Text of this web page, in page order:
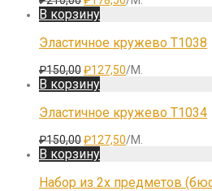
цена
составляла
₽210,00.
В корзину
Эластичное кружево T1038
₽150,00Первоначальная
цена
составляла
₽150,00.
₽127,50Текущая
/М.
В корзину
Эластичное кружево T1034
₽150,00Первоначальная
цена
составляла
₽150,00.
₽127,50Текущая
/М.
В корзину
Набор из 2х предметов